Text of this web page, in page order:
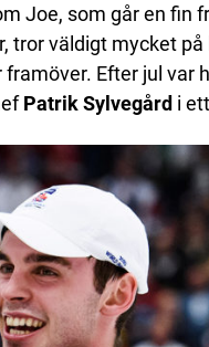
Joe, som går en fin
tror väldigt mycket
Efter jul var
Patrik Sylvegård i